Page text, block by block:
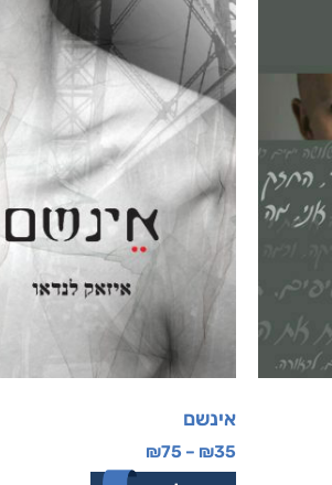
אינשם
₪35
–
₪75